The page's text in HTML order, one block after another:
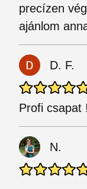
precízen
ajánlom
D. F.
Profi csapat
N.